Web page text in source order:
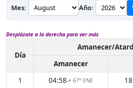
Mes: Año:
Desplázate a la derecha para ver más
Día
Amanecer/
Amanecer
1
04:58↑67° ENE